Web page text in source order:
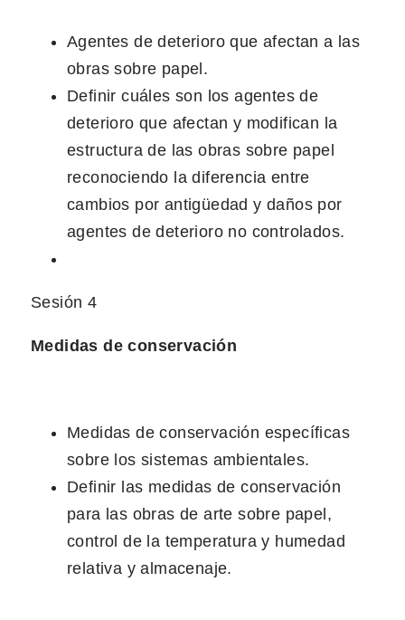
Agentes de deterioro que afectan a las
obras sobre papel.
Definir cuáles son los agentes de
deterioro que afectan y modifican la
estructura de las obras sobre papel
reconociendo la diferencia entre
cambios por antigüedad y daños por
agentes de deterioro no controlados.
Sesión 4
Medidas de conservación
Medidas de conservación específicas
sobre los sistemas ambientales.
Definir las medidas de conservación
para las obras de arte sobre papel,
control de la temperatura y humedad
relativa y almacenaje.